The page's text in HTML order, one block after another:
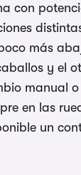
con
más
y el
manual
en las
un